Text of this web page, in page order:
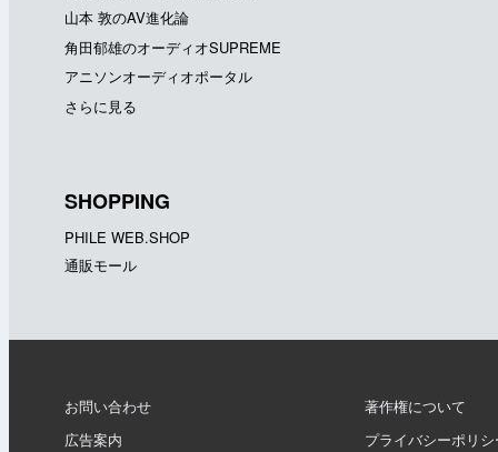
山本 敦のAV進化論
角田郁雄のオーディオSUPREME
アニソンオーディオポータル
さらに見る
SHOPPING
PHILE WEB.SHOP
通販モール
お問い合わせ
広告案内
著作権について
プライバシーポリ